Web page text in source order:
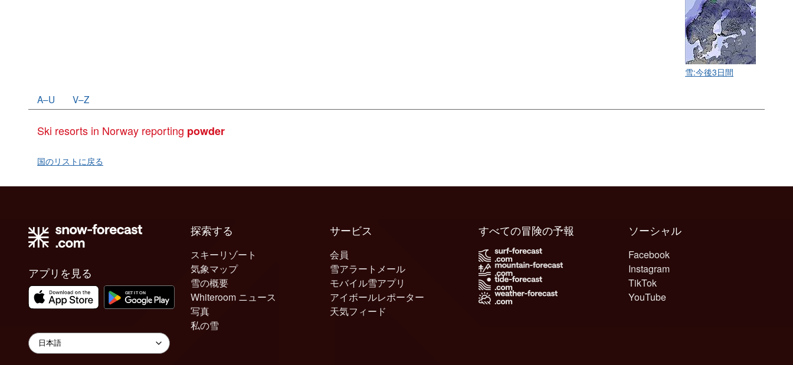
雪:今後3日間
A–U V–Z
Ski resorts in Norway reporting powder
国のリストに戻る
アプリを見る
探索する
スキーリゾート
気象マップ
雪の概要
Whiteroom ニュース
写真
私の雪
サービス
会員
雪アラートメール
モバイル雪アプリ
アイボールレポーター
天気フィード
ソーシャル
Facebook
Instagram
TikTok
YouTube
すべての冒険の予報